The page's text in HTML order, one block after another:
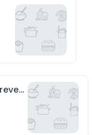
Meefoon Frit avec Poulet, Oeuf & Crevettes